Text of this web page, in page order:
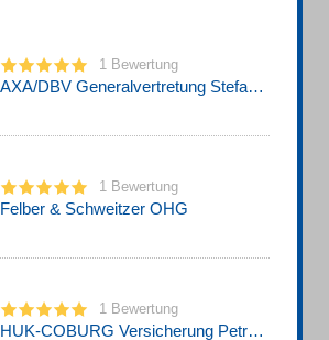
1 Bewertung
AXA/DBV Generalvertretung Stefanie Eichinger
1 Bewertung
Felber & Schweitzer OHG
1 Bewertung
HUK-COBURG Versicherung Petra Löw in Fürstenfeldbruck